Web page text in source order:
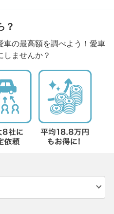
？
車の最高額を調べよう！愛車
しませんか？